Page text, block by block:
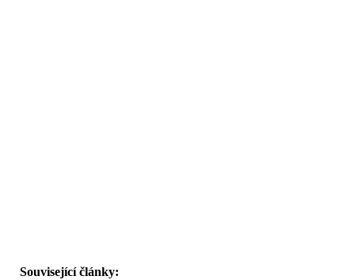
Související články: